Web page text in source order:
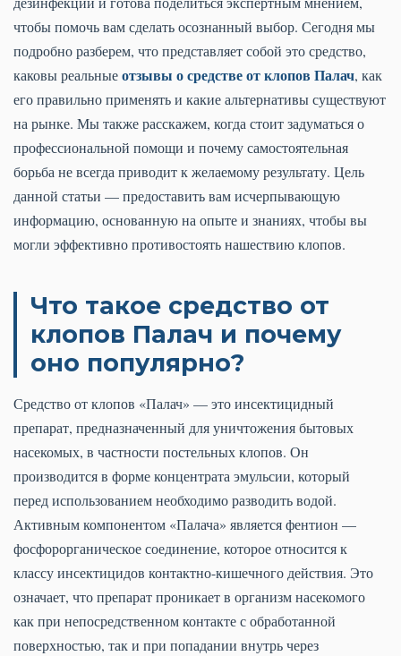
чтобы помочь вам сделать осознанный выбор. Сегодня мы
подробно разберем, что представляет собой это средство,
каковы реальныеотзывы о средстве от клопов Палач, как
его правильно применять и какие альтернативы существуют
на рынке. Мы также расскажем, когда стоит задуматься о
профессиональной помощи и почему самостоятельная
борьба не всегда приводит к желаемому результату. Цель
данной статьи — предоставить вам исчерпывающую
информацию, основанную на опыте и знаниях, чтобы вы
могли эффективно противостоять нашествию клопов.
Что такое средство от
клопов Палач и почему
оно популярно?
Средство от клопов «Палач» — это инсектицидный
препарат, предназначенный для уничтожения бытовых
насекомых, в частности постельных клопов. Он
производится в форме концентрата эмульсии, который
перед использованием необходимо разводить водой.
Активным компонентом «Палача» является фентион —
фосфорорганическое соединение, которое относится к
классу инсектицидов контактно-кишечного действия. Это
означает, что препарат проникает в организм насекомого
как при непосредственном контакте с обработанной
поверхностью, так и при попадании внутрь через